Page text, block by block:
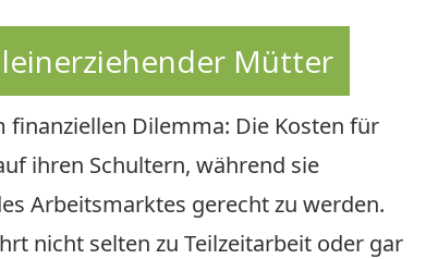
Mütter
Dilemma: Die Kosten für
ihren Schultern, während sie
Arbeitsmarktes gerecht zu werden.
nicht selten zu Teilzeitarbeit oder gar